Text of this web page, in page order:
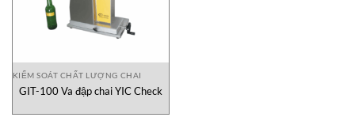
KIỂM SOÁT CHẤT LƯỢNG CHAI
GIT-100 Va đập chai YIC Check